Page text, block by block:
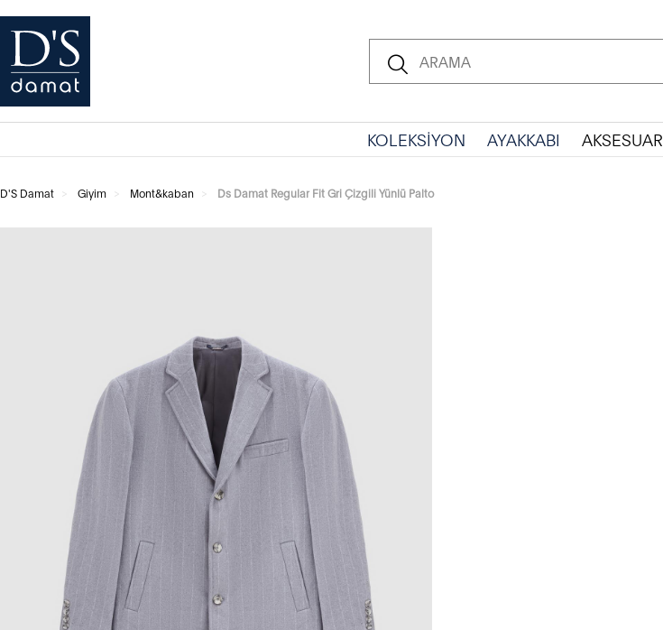
KOLEKSİYON AYAKKABI AKSESUAR
D'S Damat Giyim Mont&kaban Ds Damat Regular Fit Gri Çizgili Yünlü Palto